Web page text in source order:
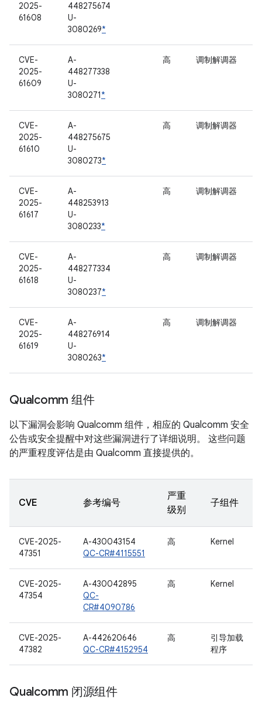
2025-
61608
448275674
U-
3080269*
CVE-
2025-
61609
A-
448277338
U-
3080271*
高 调制解调器
CVE-
2025-
61610
A-
448275675
U-
3080273*
高 调制解调器
CVE-
2025-
61617
A-
448253913
U-
3080233*
高 调制解调器
CVE-
2025-
61618
A-
448277334
U-
3080237*
高 调制解调器
CVE-
2025-
61619
A-
448276914
U-
3080263*
高 调制解调器
Qualcomm 组件
以下漏洞会影响 Qualcomm 组件，相应的 Qualcomm 安全
公告或安全提醒中对这些漏洞进行了详细说明。 这些问题
的严重程度评估是由 Qualcomm 直接提供的。
CVE 参考编号
严重
级别
子组件
CVE-2025-
47351
A-430043154
QC-CR#4115551
高 Kernel
CVE-2025-
47354
A-430042895
QC-
CR#4090786
高 Kernel
CVE-2025-
47382
A-442620646
QC-CR#4152954
高
引导加载
程序
Qualcomm 闭源组件